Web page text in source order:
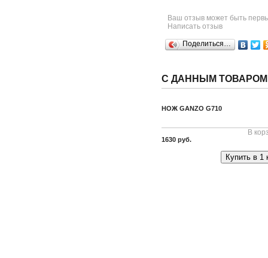
Ваш отзыв может быть
Написать отзыв
Поделиться…
С ДАННЫМ
НОЖ GANZO G710
1630 руб.
В
Купить в 1